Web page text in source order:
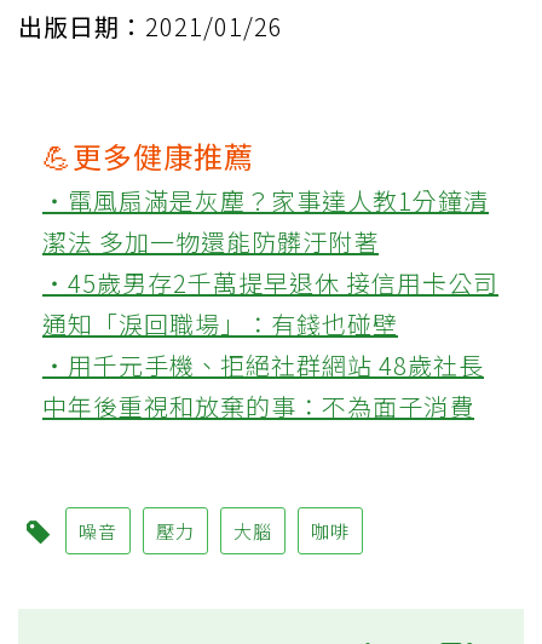
出版日期： 2021/01/26
💪更多健康推薦
‧電風扇滿是灰塵？家事達人教1分鐘清
潔法 多加一物還能防髒汙附著
‧45歲男存2千萬提早退休 接信用卡公司
通知「淚回職場」：有錢也碰壁
‧用千元手機、拒絕社群網站 48歲社長
中年後重視和放棄的事：不為面子消費
噪音 壓力 大腦 咖啡